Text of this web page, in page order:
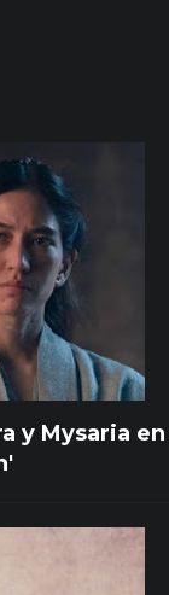
y Mysaria en